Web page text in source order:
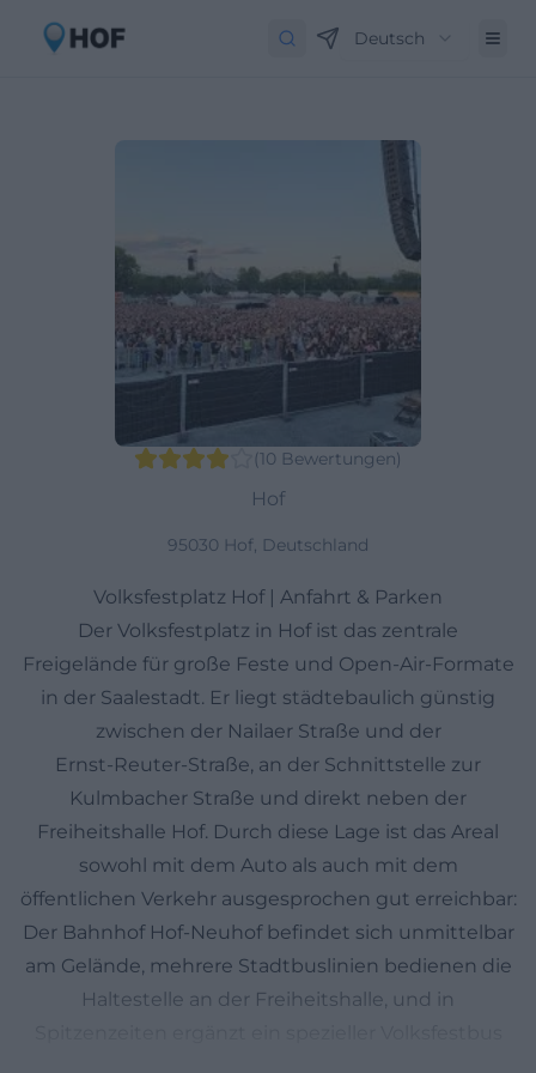
Deutsch
(10 Bewertungen)
Hof
95030 Hof, Deutschland
Volksfestplatz Hof | Anfahrt & Parken
Der Volksfestplatz in Hof ist das zentrale
Freigelände für große Feste und Open‑Air‑Formate
in der Saalestadt. Er liegt städtebaulich günstig
zwischen der Nailaer Straße und der
Ernst‑Reuter‑Straße, an der Schnittstelle zur
Kulmbacher Straße und direkt neben der
Freiheitshalle Hof. Durch diese Lage ist das Areal
sowohl mit dem Auto als auch mit dem
öffentlichen Verkehr ausgesprochen gut erreichbar:
Der Bahnhof Hof‑Neuhof befindet sich unmittelbar
am Gelände, mehrere Stadtbuslinien bedienen die
Haltestelle an der Freiheitshalle, und in